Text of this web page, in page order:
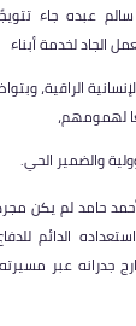
عبده جاء
الجاد لخدمة أبناء
الراقية،
لهمومهم،
والضمير الحي.
أحمد حامد لم يكن
الدائم
جدرانه عبر